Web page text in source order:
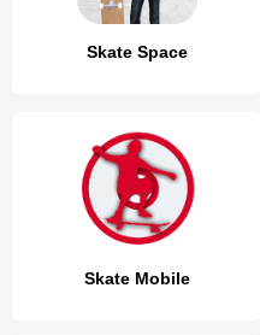
Skate Space
Skate Mobile